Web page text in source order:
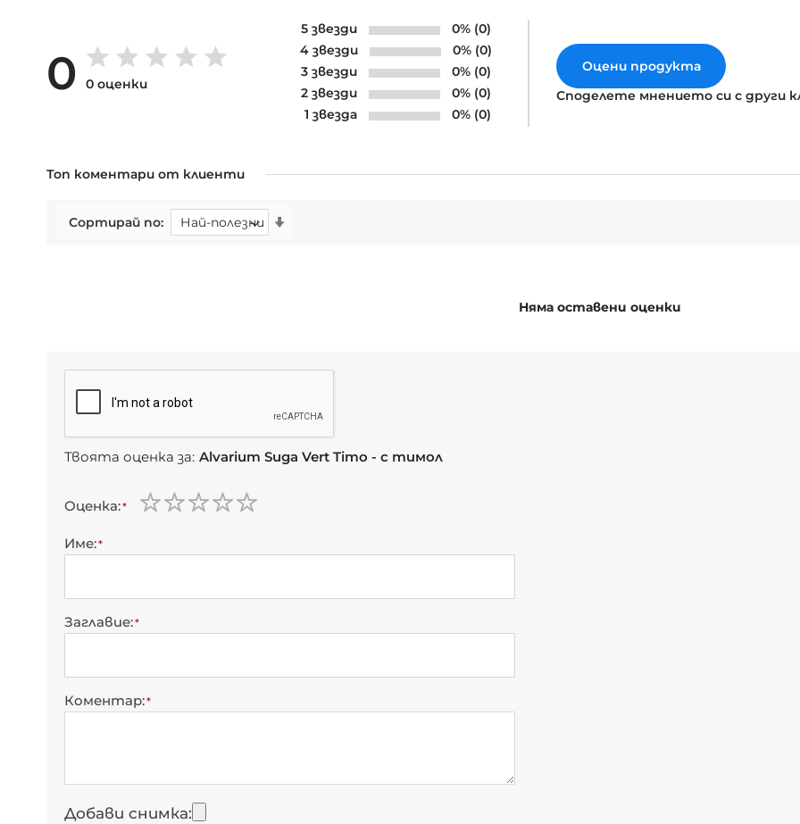
0 0 оценки
5 звезди
0% (0)
4 звезди
0% (0)
3 звезди
0% (0)
2 звезди
0% (0)
1 звезда
0% (0)
Оцени продукта
Споделете мнението си с други
Топ коментари от клиенти
Сортирай по
Няма оставени оценки
Твоята оценка за: Alvarium Suga Vert Timo - с тимол
Оценка
Име
Заглавие
Коментар
Добави снимка